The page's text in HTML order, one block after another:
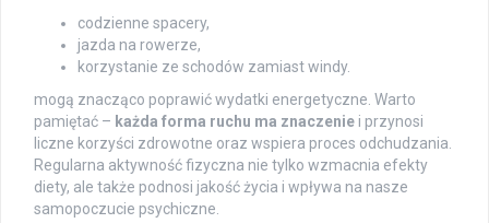
codzienne spacery,
jazda na rowerze,
korzystanie ze schodów zamiast windy.
mogą znacząco poprawić wydatki energetyczne. Warto
pamiętać – każda forma ruchu ma znaczenie i przynosi
liczne korzyści zdrowotne oraz wspiera proces odchudzania.
Regularna aktywność fizyczna nie tylko wzmacnia efekty
diety, ale także podnosi jakość życia i wpływa na nasze
samopoczucie psychiczne.